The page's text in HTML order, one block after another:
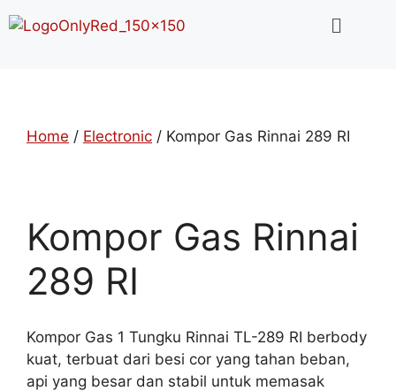
Home / Electronic / Kompor Gas Rinnai 289 RI
Kompor Gas Rinnai
289 RI
Kompor Gas 1 Tungku Rinnai TL-289 RI berbody
kuat, terbuat dari besi cor yang tahan beban,
api yang besar dan stabil untuk memasak